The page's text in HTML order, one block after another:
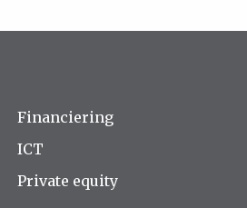
Financiering
ICT
Private equity